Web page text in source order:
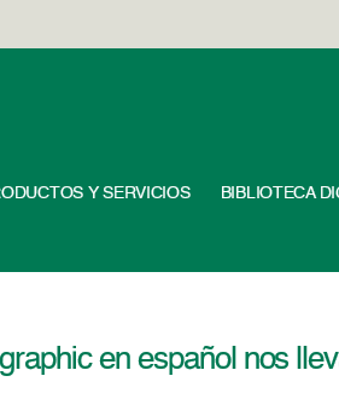
Y SERVICIOS BIBLIOTECA
en español nos